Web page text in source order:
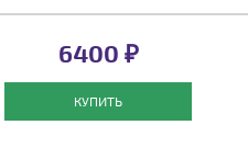
6400 ₽
КУПИТЬ